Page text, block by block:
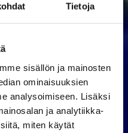
Tietoja
sisällön ja mainosten
ominaisuuksien
analysoimiseen. Lisäksi
ja analytiikka-
miten käytät